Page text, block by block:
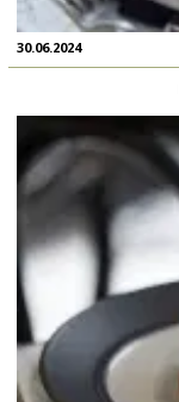
30.06.2024